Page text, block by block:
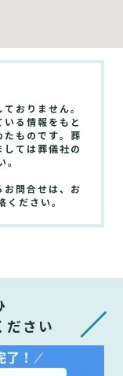
おりません。
る情報をもと
たものです。葬
ては葬儀社の
。
お問合せは、お
ください。
ださい